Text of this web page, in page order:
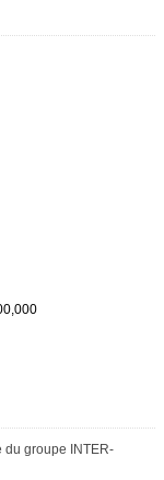
du groupe INTER-